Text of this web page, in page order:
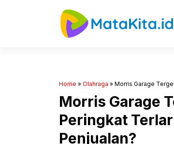
Home » Olahraga » Morris Garage
Morris Garage
Peringkat
Penjualan?